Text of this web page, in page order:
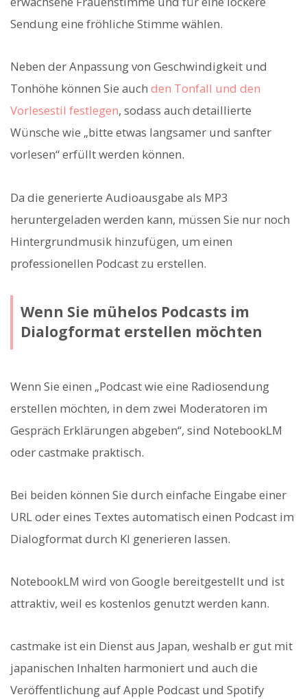
Sendung eine fröhliche Stimme wählen.
Neben der Anpassung von Geschwindigkeit und
Tonhöhe können Sie auch den Tonfall und den
Vorlesestil festlegen, sodass auch detaillierte
Wünsche wie „bitte etwas langsamer und sanfter
vorlesen“ erfüllt werden können.
Da die generierte Audioausgabe als MP3
heruntergeladen werden kann, müssen Sie nur noch
Hintergrundmusik hinzufügen, um einen
professionellen Podcast zu erstellen.
Wenn Sie mühelos Podcasts im
Dialogformat erstellen möchten
Wenn Sie einen „Podcast wie eine Radiosendung
erstellen möchten, in dem zwei Moderatoren im
Gespräch Erklärungen abgeben“, sind NotebookLM
oder castmake praktisch.
Bei beiden können Sie durch einfache Eingabe einer
URL oder eines Textes automatisch einen Podcast im
Dialogformat durch KI generieren lassen.
NotebookLM wird von Google bereitgestellt und ist
attraktiv, weil es kostenlos genutzt werden kann.
castmake ist ein Dienst aus Japan, weshalb er gut mit
japanischen Inhalten harmoniert und auch die
Veröffentlichung auf Apple Podcast und Spotify